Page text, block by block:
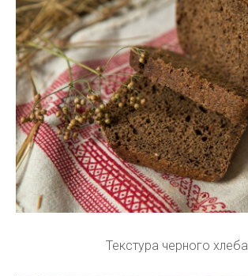
Текстура черного хлеба